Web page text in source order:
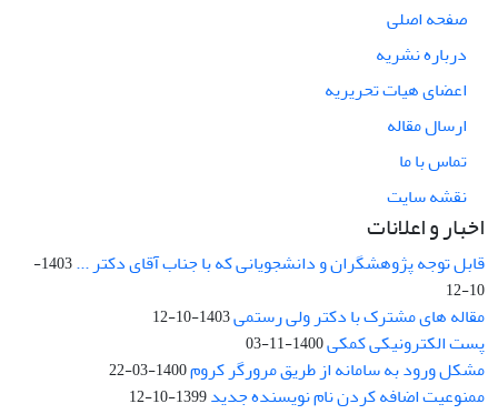
صفحه اصلی
درباره نشریه
اعضای هیات تحریریه
ارسال مقاله
تماس با ما
نقشه سایت
اخبار و اعلانات
قابل توجه پژوهشگران و دانشجویانی که با جناب آقای دکتر ...
1403-
10-12
مقاله های مشترک با دکتر ولی رستمی1403-10-12
پست الکترونیکی کمکی1400-11-03
مشکل ورود به سامانه از طریق مرورگر کروم1400-03-22
ممنوعیت اضافه کردن نام نویسنده جدید1399-10-12